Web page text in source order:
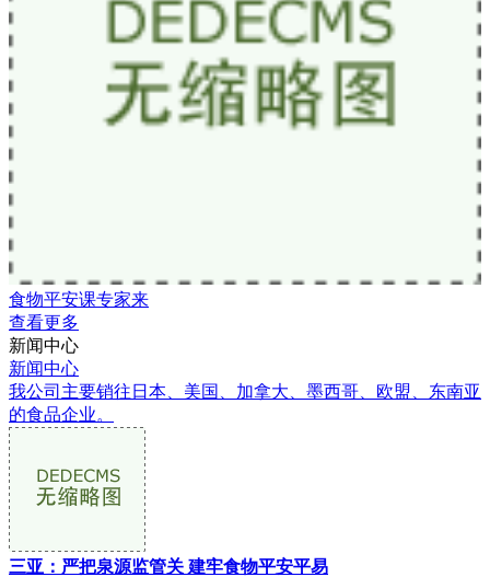
食物平安课专家来
查看更多
新闻中心
新闻中心
我公司主要销往日本、美国、加拿大、墨西哥、欧盟、东南亚
的食品企业。
三亚：严把泉源监管关 建牢食物平安平易